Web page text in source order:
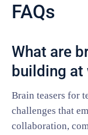
FAQs
What are
building at
Brain teasers for
challenges that
collaboration,